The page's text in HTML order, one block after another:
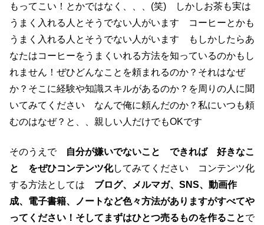
もってこい！とかではなく、、、(笑) しかしお茶も実は
うまく入れる人とそうでない人がいます コーヒーとかも
うまく入れる人とそうでない人がいます もしかしたらあ
なたはコーヒーをうまくいれる方法を知っているのかもし
れません！ぜひどんなことを頼まれるのか？それはなぜ
か？そこに経験や知識スキルがあるのか？を周りの人に聞
いてみてください なんで俺に頼んだのか？私にいつも頼
むのはなぜ？と、、親しい人だけでもOKです
そのうえで
自分が嫌いでないこと できれば 好きなこ
と をぜひコンテンツ化してみてください コンテンツ化
する方法としては ブログ、メルマガ、SNS、動画作
成、電子書籍、ノートなど色々方法がありますがすべてや
ってください！そしてまずはひとつ売るものを作ることで